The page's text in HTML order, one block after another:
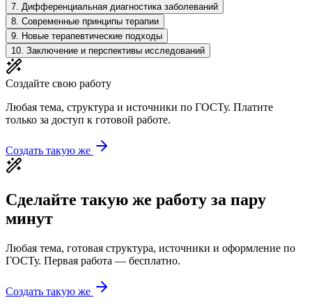
7 Дифференциальная диагностика заболеваний
8 Современные принципы терапии
9
Новые терапевтические подходы
10 Заключение и перспективы исследований
Создайте свою работу
Любая тема, структура и источники по ГОСТу. Платите
только за доступ к готовой работе.
Создать такую же
Сделайте такую же работу за пару
минут
Любая тема, готовая структура, источники и оформление по
ГОСТу. Первая работа — бесплатно.
Создать такую же